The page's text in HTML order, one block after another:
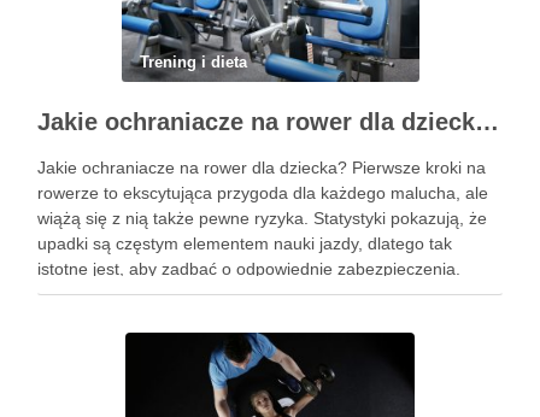
Trening i dieta
Jakie ochraniacze na rower dla dziecka wybrać? Praktyczny poradnik
Jakie ochraniacze na rower dla dziecka? Pierwsze kroki na
rowerze to ekscytująca przygoda dla każdego malucha, ale
wiążą się z nią także pewne ryzyka. Statystyki pokazują, że
upadki są częstym elementem nauki jazdy, dlatego tak
istotne jest, aby zadbać o odpowiednie zabezpieczenia.
Ochraniacze na rower dla dzieci stanowią kluczowy element